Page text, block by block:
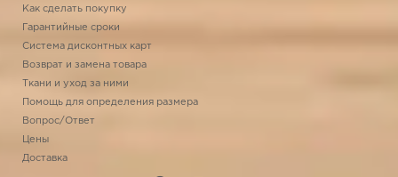
Как сделать покупку
Гарантийные сроки
Система дисконтных карт
Возврат и замена товара
Ткани и уход за ними
Помощь для определения размера
Вопрос/Ответ
Цены
Доставка